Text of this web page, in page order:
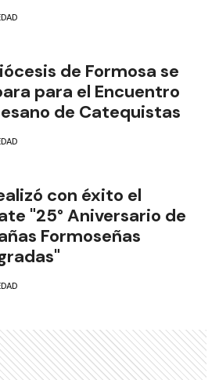
de Formosa se
para el Encuentro
de Catequistas
con éxito el
"25° Aniversario de
Formoseñas